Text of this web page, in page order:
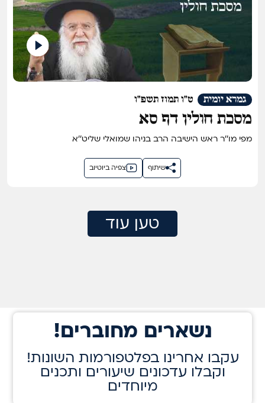
ט"ו תמוז תשפ"ו גמרא יומית
מסכת חולין דף סא
מפי מו''ר ראש הישיבה הרב בניהו שמואלי שליט''א
צפיה ביוטיוב שיתוף
טען עוד
!נשארים מחוברים
!עקבו אחרינו בפלטפורמות השונות
וקבלו עדכונים שיעורים ותכנים
מיוחדים